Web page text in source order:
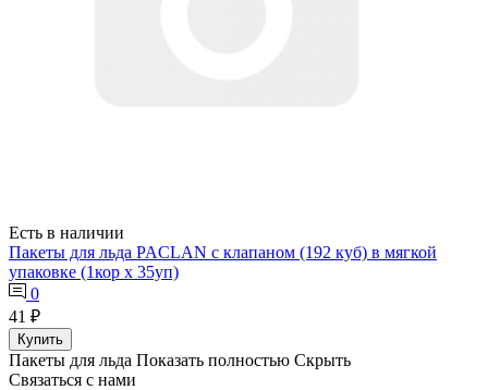
Есть в наличии
Пакеты для льда PACLAN с клапаном (192 куб) в мягкой
упаковке (1кор х 35уп)
0
41 ₽
Купить
Пакеты для льда Показать полностью Скрыть
Связаться с нами